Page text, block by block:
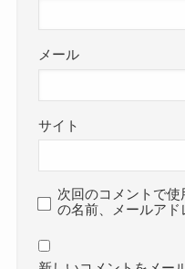
メール
サイト
次回のコメントで
の名前、メールアド